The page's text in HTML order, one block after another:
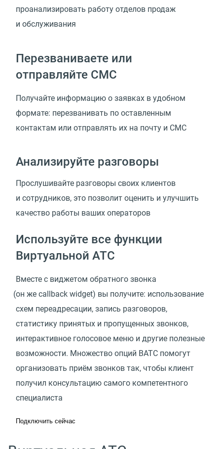
проанализировать работу отделов продаж
и обслуживания
Перезваниваете или
отправляйте СМС
Получайте информацию о заявках в удобном
формате: перезванивать по оставленным
контактам или отправлять их на почту и СМС
Анализируйте разговоры
Прослушивайте разговоры своих клиентов
и сотрудников, это позволит оценить и улучшить
качество работы ваших операторов
Используйте все функции
Виртуальной АТС
Вместе с виджетом обратного звонка
(он же callback widget) вы получите: использование
схем переадресации, запись разговоров,
статистику принятых и пропущенных звонков,
интерактивное голосовое меню и другие полезные
возможности. Множество опций ВАТС помогут
организовать приём звонков так, чтобы клиент
получил консультацию самого компетентного
специалиста
Подключить сейчас